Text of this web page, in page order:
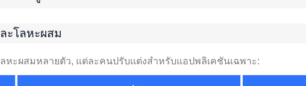
ะโลหะผสม
หะผสมหลายตัว, แต่ละคนปรับแต่งสำหรับแอปพลิเคชันเฉพาะ: